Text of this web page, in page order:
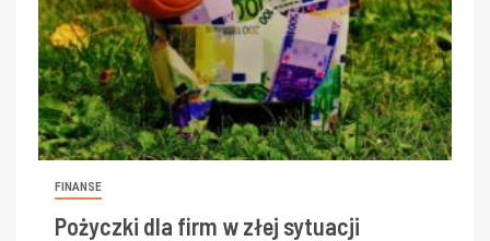
FINANSE
Pożyczki dla firm w złej sytuacji